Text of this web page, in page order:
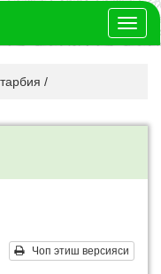
/
Чоп этиш версияси